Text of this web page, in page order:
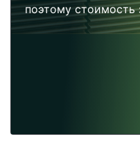
поэтому стоимость